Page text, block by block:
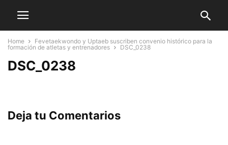
Home
Fevetaekwondo y Uptaeb suscriben convenio histórico para la
formación de atletas y entrenadores
DSC_0238
DSC_0238
Deja tu Comentarios